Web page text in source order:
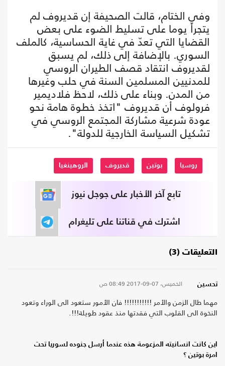
وفي الختام، قالت الصحيفة إن قديروف لم
يتجرأ يوما على تسليط الضوء على بعض
القضايا التي تعدّ في غاية الحساسية، كالملف
السوري. بالإضافة إلى ذلك، لم يسبق
لقديروف انتقاد قصف الطيران الروسي
للمدنيين المسلمين السنة في حلب وغيرها
من المدن. وبناء على ذلك، لاحظ فلاديمير
فرولوف أن قديروف "اتخذ خطوة هامة نحو
عودة شرعية مشاركة المجتمع الروسي في
تشكيل السياسة الخارجية للدولة".
روسيا بوتين قديروف الروهينغيا
تابع آخر الأخبار على جوجل نيوز
اشترك في قناتنا على تليغرام
التعليقات (3)
تحسين الخميس، 07-09-2017 08:49 ص
مهما طال الزمن والأمر !!!!!!!!!!! فان الأمور ستعود الى الوراء وتعود
النخوة الى القلوب التي فقدتها منذ عقود طويلة!!!.
اين كانت انسانيته المزعومة هذه عندما أرسل جنوده لسوريا تحت
امرة بوتين ؟